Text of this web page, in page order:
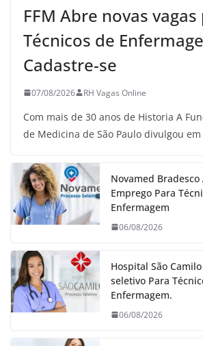
FFM Abre novas vagas
Técnicos de
Cadastre-se
07/08/2026 RH Vagas Online
Com mais de 30 anos de Historia A
de Medicina de São Paulo divulgou
Novamed
Emprego Para
Enfermagem
06/08/2026
Hospital São
seletivo Para
Enfermagem.
06/08/2026